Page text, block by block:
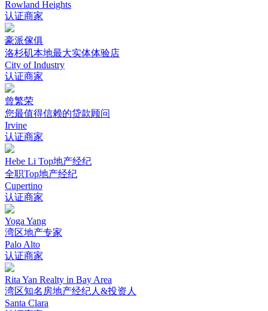
Rowland Heights
认证商家
豪派傢俱
洛杉矶本地最大实体体验店
City of Industry
认证商家
曾繁荣
您最值得信赖的贷款顾问
Irvine
认证商家
Hebe Li Top地产经纪
全职Top地产经纪
Cupertino
认证商家
Yoga Yang
湾区地产专家
Palo Alto
认证商家
Rita Yan Realty in Bay Area
湾区知名房地产经纪人&投资人
Santa Clara